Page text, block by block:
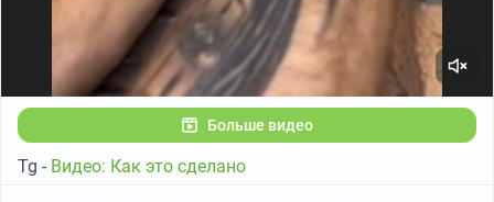
Больше видео
Tg - Видео: Как это сделано